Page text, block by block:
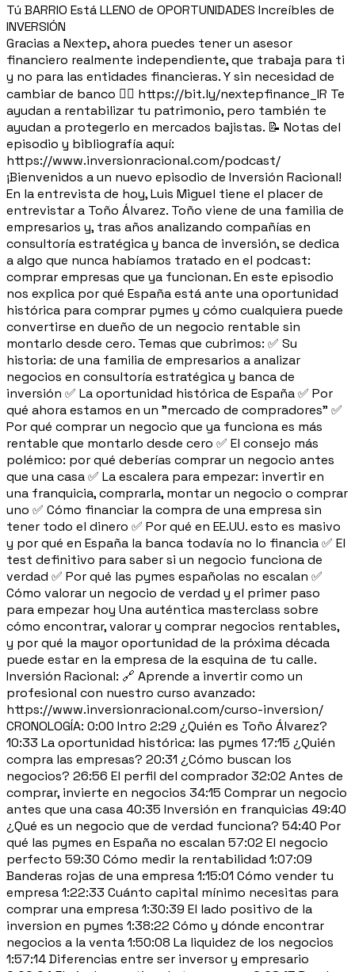
Tú BARRIO Está LLENO de OPORTUNIDADES Increíbles de
INVERSIÓN
Gracias a Nextep, ahora puedes tener un asesor
financiero realmente independiente, que trabaja para ti
y no para las entidades financieras. Y sin necesidad de
cambiar de banco 👉🏼 https://bit.ly/nextepfinance_IR Te
ayudan a rentabilizar tu patrimonio, pero también te
ayudan a protegerlo en mercados bajistas. 📝 Notas del
episodio y bibliografía aquí:
https://www.inversionracional.com/podcast/
¡Bienvenidos a un nuevo episodio de Inversión Racional!
En la entrevista de hoy, Luis Miguel tiene el placer de
entrevistar a Toño Álvarez. Toño viene de una familia de
empresarios y, tras años analizando compañías en
consultoría estratégica y banca de inversión, se dedica
a algo que nunca habíamos tratado en el podcast:
comprar empresas que ya funcionan. En este episodio
nos explica por qué España está ante una oportunidad
histórica para comprar pymes y cómo cualquiera puede
convertirse en dueño de un negocio rentable sin
montarlo desde cero. Temas que cubrimos: ✅ Su
historia: de una familia de empresarios a analizar
negocios en consultoría estratégica y banca de
inversión ✅ La oportunidad histórica de España ✅ Por
qué ahora estamos en un "mercado de compradores" ✅
Por qué comprar un negocio que ya funciona es más
rentable que montarlo desde cero ✅ El consejo más
polémico: por qué deberías comprar un negocio antes
que una casa ✅ La escalera para empezar: invertir en
una franquicia, comprarla, montar un negocio o comprar
uno ✅ Cómo financiar la compra de una empresa sin
tener todo el dinero ✅ Por qué en EE.UU. esto es masivo
y por qué en España la banca todavía no lo financia ✅ El
test definitivo para saber si un negocio funciona de
verdad ✅ Por qué las pymes españolas no escalan ✅
Cómo valorar un negocio de verdad y el primer paso
para empezar hoy Una auténtica masterclass sobre
cómo encontrar, valorar y comprar negocios rentables,
y por qué la mayor oportunidad de la próxima década
puede estar en la empresa de la esquina de tu calle.
Inversión Racional: 🔗 Aprende a invertir como un
profesional con nuestro curso avanzado:
https://www.inversionracional.com/curso-inversion/
CRONOLOGÍA: 0:00 Intro 2:29 ¿Quién es Toño Álvarez?
10:33 La oportunidad histórica: las pymes 17:15 ¿Quién
compra las empresas? 20:31 ¿Cómo buscan los
negocios? 26:56 El perfil del comprador 32:02 Antes de
comprar, invierte en negocios 34:15 Comprar un negocio
antes que una casa 40:35 Inversión en franquicias 49:40
¿Qué es un negocio que de verdad funciona? 54:40 Por
qué las pymes en España no escalan 57:02 El negocio
perfecto 59:30 Cómo medir la rentabilidad 1:07:09
Banderas rojas de una empresa 1:15:01 Cómo vender tu
empresa 1:22:33 Cuánto capital mínimo necesitas para
comprar una empresa 1:30:39 El lado positivo de la
inversion en pymes 1:38:22 Cómo y dónde encontrar
negocios a la venta 1:50:08 La liquidez de los negocios
1:57:14 Diferencias entre ser inversor y empresario